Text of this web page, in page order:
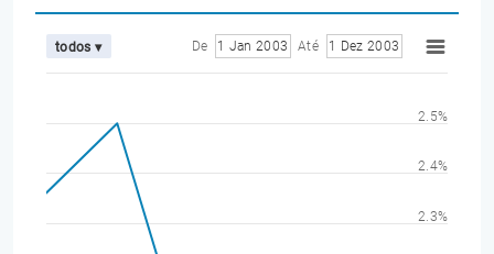
todos ▾ De 1 Jan 2003 Até 1 Dez 2003
2.3%
2.4%
2.5%